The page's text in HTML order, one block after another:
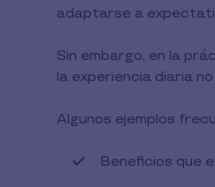
adaptarse a
Sin embargo, en la
la experiencia diaria
Algunos ejemplos
Beneficios que